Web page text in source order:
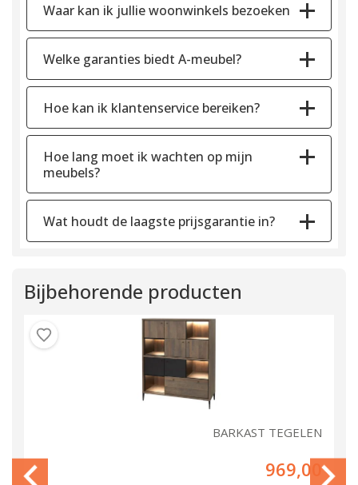
Waar kan ik jullie woonwinkels bezoeken
Welke garanties biedt A-meubel?
Hoe kan ik klantenservice bereiken?
Hoe lang moet ik wachten op mijn
meubels?
Wat houdt de laagste prijsgarantie in?
Bijbehorende producten
BARKAST TEGELEN
969,00